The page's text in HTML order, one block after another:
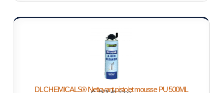
DL CHEMICALS® Nettoyant pistolet mousse PU 500ML